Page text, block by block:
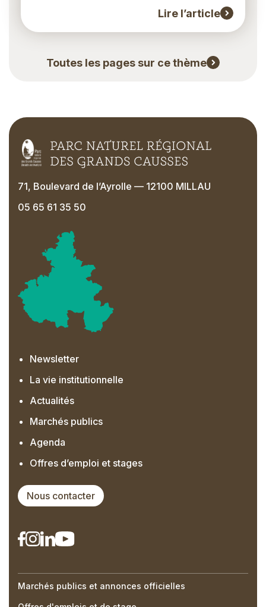
Lire l’article
Toutes les pages sur ce thème
71, Boulevard de l’Ayrolle — 12100 MILLAU
05 65 61 35 50
Newsletter
La vie institutionnelle
Actualités
Marchés publics
Agenda
Offres d’emploi et stages
Nous contacter
Right
Marchés publics et annonces officielles